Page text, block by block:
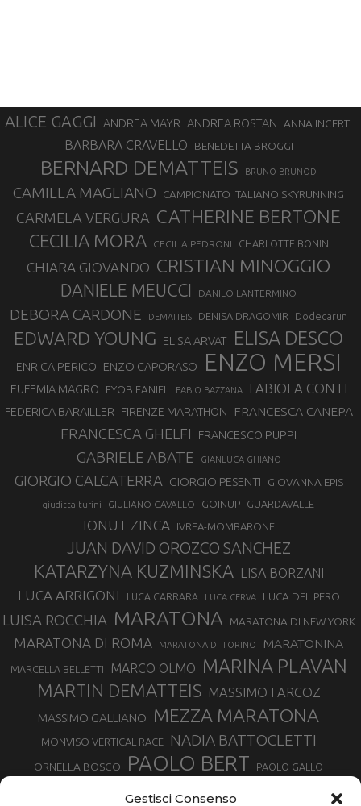
Gestisci Consenso
ALICE GAGGI ANDREA MAYR ANDREA ROSTAN ANNA INCERTI
BARBARA CRAVELLO BENEDETTA BROGGI
BERNARD DEMATTEIS BRUNO BRUNOD
CAMILLA MAGLIANO CAMPIONATO ITALIANO SKYRUNNING
CARMELA VERGURA CATHERINE BERTONE
CECILIA MORA CECILIA PEDRONI CHARLOTTE BONIN
CHIARA GIOVANDO CRISTIAN MINOGGIO
DANIELE MEUCCI DANILO LANTERMINO
DEBORA CARDONE DEMATTEIS DENISA DRAGOMIR Dodecarun
EDWARD YOUNG ELISA ARVAT ELISA DESCO
ENRICA PERICO ENZO CAPORASO ENZO MERSI
EUFEMIA MAGRO EYOB FANIEL FABIO BAZZANA FABIOLA CONTI
FEDERICA BARAILLER FIRENZE MARATHON FRANCESCA CANEPA
FRANCESCA GHELFI FRANCESCO PUPPI
GABRIELE ABATE GIANLUCA GHIANO
GIORGIO CALCATERRA GIORGIO PESENTI GIOVANNA EPIS
giuditta turini GIULIANO CAVALLO GOINUP GUARDAVALLE
IONUT ZINCA IVREA-MOMBARONE
JUAN DAVID OROZCO SANCHEZ
KATARZYNA KUZMINSKA LISA BORZANI
LUCA ARRIGONI LUCA CARRARA LUCA CERVA LUCA DEL PERO
LUISA ROCCHIA MARATONA MARATONA DI NEW YORK
MARATONA DI ROMA MARATONA DI TORINO MARATONINA
MARCELLA BELLETTI MARCO OLMO MARINA PLAVAN
MARTIN DEMATTEIS MASSIMO FARCOZ
MASSIMO GALLIANO MEZZA MARATONA
MONVISO VERTICAL RACE NADIA BATTOCLETTI
ORNELLA BOSCO PAOLO BERT PAOLO GALLO